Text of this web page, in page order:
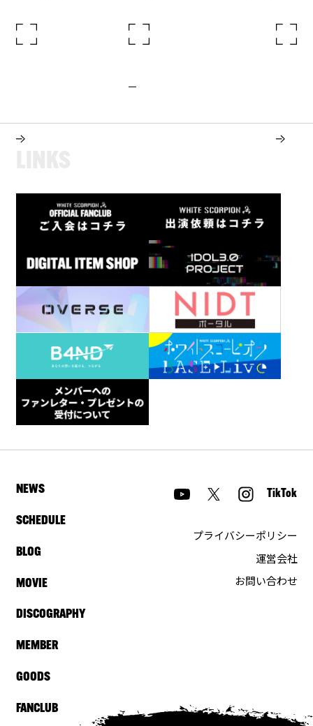
NEWS
SCHEDULE
BLOG
MOVIE
DISCOGRAPHY
MEMBER
GOODS
FANCLUB
TikTok
プライバシーポリシー
運営会社
お問い合わせ